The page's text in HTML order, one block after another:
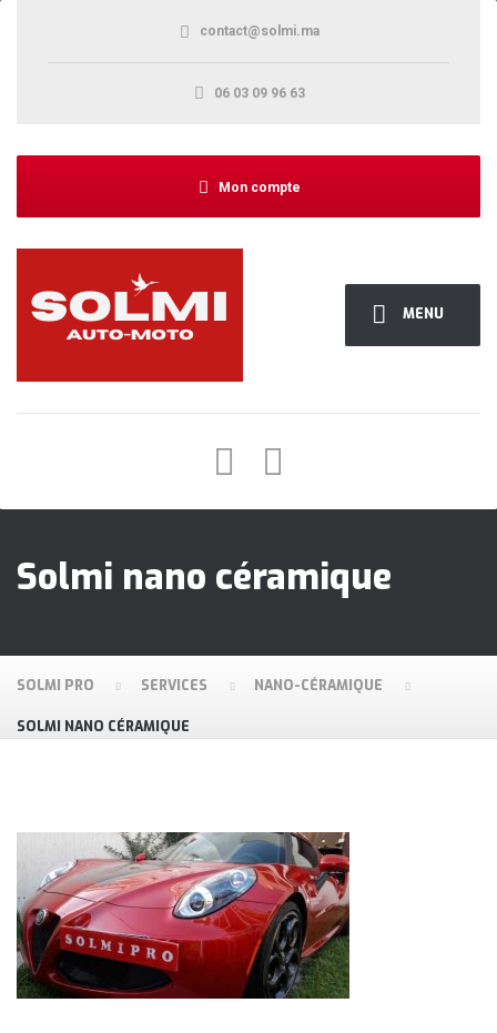
MENU
contact@solmi.ma
06 03 09 96 63
Mon compte
Solmi nano céramique
SOLMI PRO SERVICES NANO-CÉRAMIQUE
SOLMI NANO CÉRAMIQUE